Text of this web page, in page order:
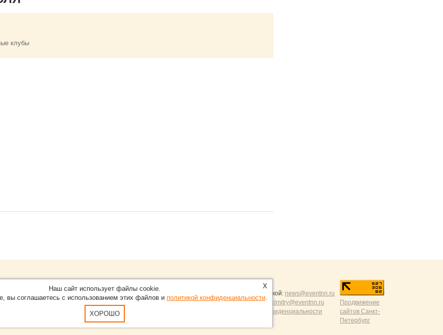
клубы
Новгороде.
О проекте
Карта сайта
Обращайтесь на портал
С новостями, пресс-релизами и разумной критикой: news@eventnn.ru
По вопросам добавления информации на сайт: dmitry@eventnn.ru
Пользовательское Соглашение и политика конфиденциальности
Продвижение
сайтов Санкт-
Петербург
X
Наш сайт использует файлы cookie.
вы соглашаетесь с использованием этих файлов и политикой конфиденциальности.
ХОРОШО